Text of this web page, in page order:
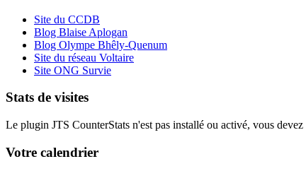
Site du CCDB
Blog Blaise Aplogan
Blog Olympe Bhêly-Quenum
Site du réseau Voltaire
Site ONG Survie
Stats de visites
Le plugin JTS CounterStats n'est pas installé ou activé, vous
Votre calendrier